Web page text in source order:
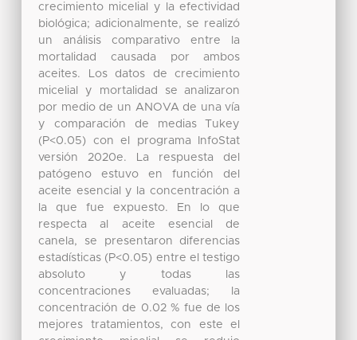
crecimiento micelial y la efectividad
biológica; adicionalmente, se realizó
un análisis comparativo entre la
mortalidad causada por ambos
aceites. Los datos de crecimiento
micelial y mortalidad se analizaron
por medio de un ANOVA de una vía
y comparación de medias Tukey
(P<0.05) con el programa InfoStat
versión 2020e. La respuesta del
patógeno estuvo en función del
aceite esencial y la concentración a
la que fue expuesto. En lo que
respecta al aceite esencial de
canela, se presentaron diferencias
estadísticas (P<0.05) entre el testigo
absoluto y todas las
concentraciones evaluadas; la
concentración de 0.02 % fue de los
mejores tratamientos, con este el